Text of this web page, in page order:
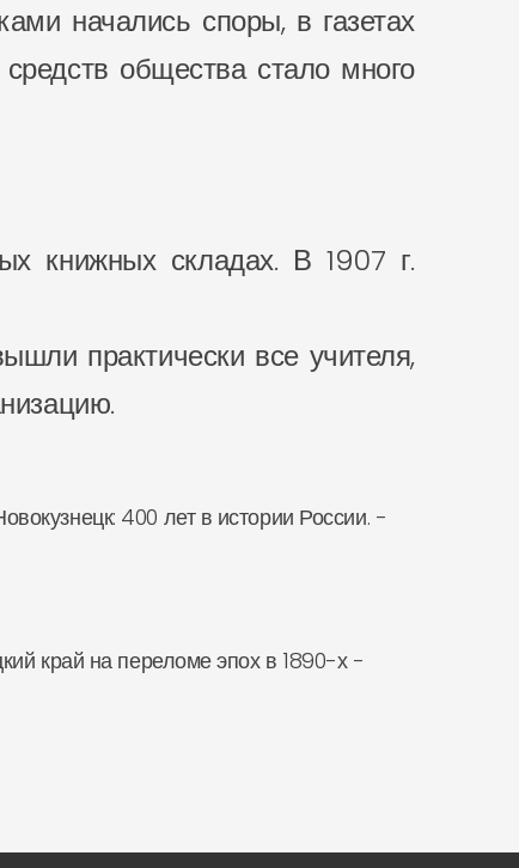
начались споры, в газетах
общества стало много
книжных складах. В 1907 г.
практически все учителя,
400 лет в истории России. -
край на переломе эпох в 1890-х -